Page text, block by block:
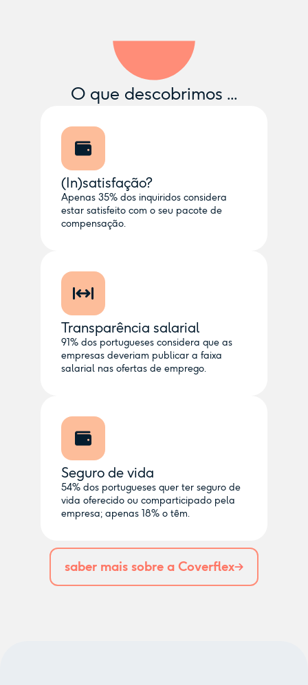
O que descobrimos ...
(In)satisfação?
Apenas 35% dos inquiridos considera
estar satisfeito com o seu pacote de
compensação.
Transparência salarial
91% dos portugueses considera que as
empresas deveriam publicar a faixa
salarial nas ofertas de emprego.
Seguro de vida
54% dos portugueses quer ter seguro de
vida oferecido ou comparticipado pela
empresa; apenas 18% o têm.
saber mais sobre a Coverflex